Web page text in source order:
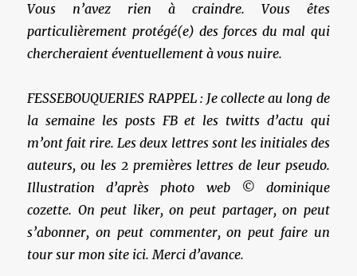
Vous n’avez rien à craindre. Vous êtes
particulièrement protégé(e) des forces du mal qui
chercheraient éventuellement à vous nuire.
FESSEBOUQUERIES RAPPEL : Je collecte au long de
la semaine les posts FB et les twitts d’actu qui
m’ont fait rire. Les deux lettres sont les initiales des
auteurs, ou les 2 premières lettres de leur pseudo.
Illustration d’après photo web © dominique
cozette. On peut liker, on peut partager, on peut
s’abonner, on peut commenter, on peut faire un
tour sur mon site ici. Merci d’avance.